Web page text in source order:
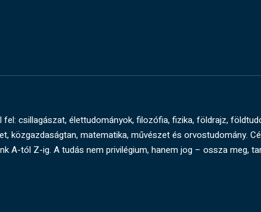
csillagászat, élettudományok, filozófia, fizika, földrajz,
közgazdaságtan, matematika, művészet és orvostudomány.
A-tól Z-ig. A tudás nem privilégium, hanem jog – ossza meg,